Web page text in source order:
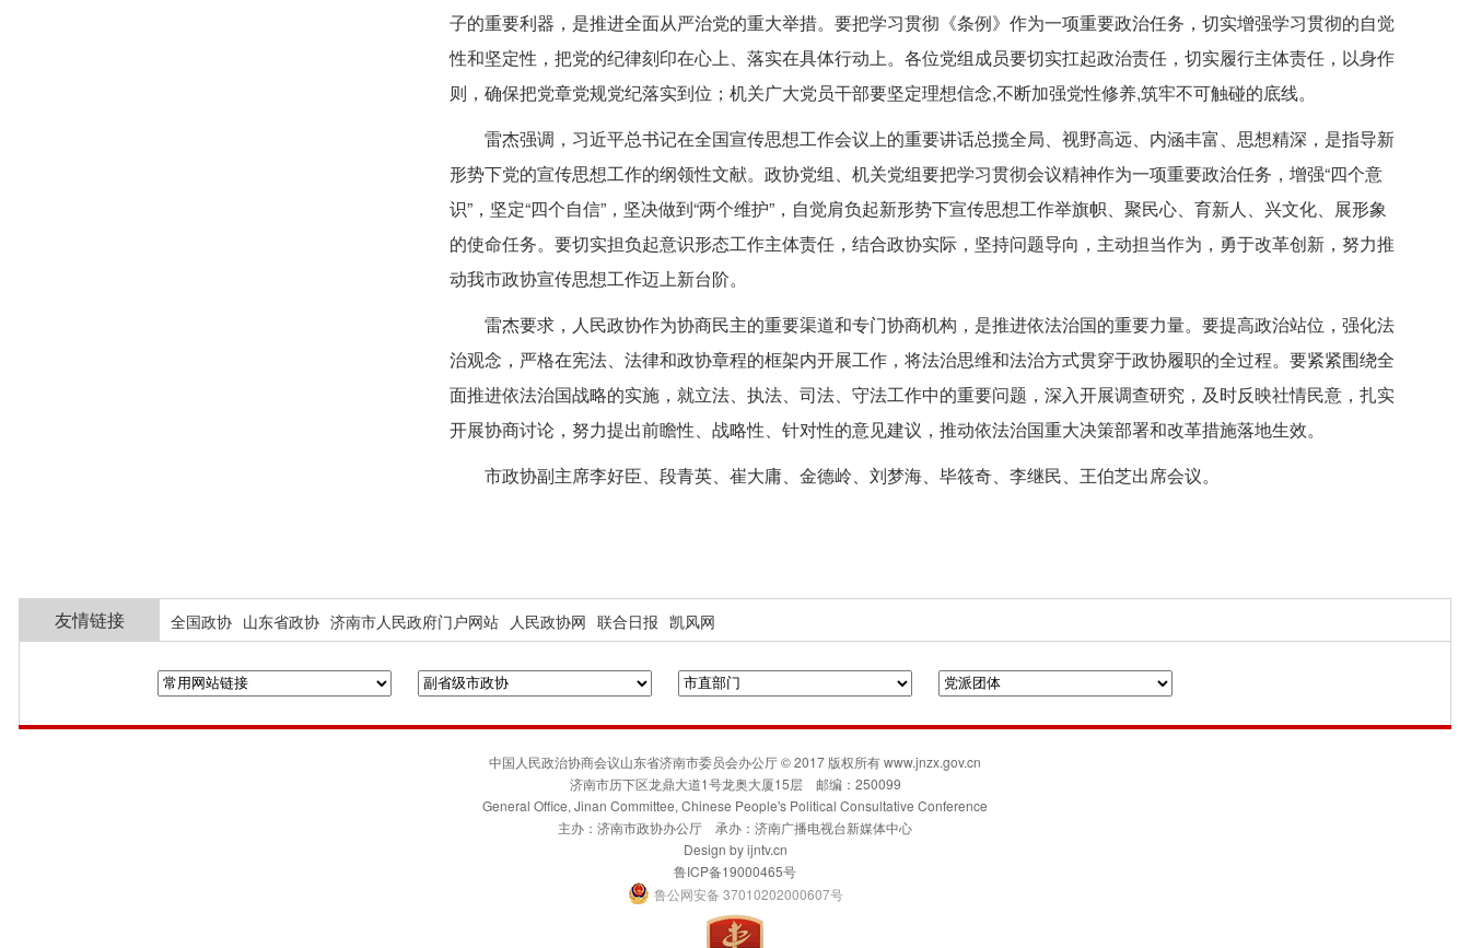
子的重要利器，是推进全面从严治党的重大举措。要把学习贯彻《条例》作为一项重要政治任务，切实增强学习贯彻的自觉
性和坚定性，把党的纪律刻印在心上、落实在具体行动上。各位党组成员要切实扛起政治责任，切实履行主体责任，以身作
则，确保把党章党规党纪落实到位；机关广大党员干部要坚定理想信念,不断加强党性修养,筑牢不可触碰的底线。
雷杰强调，习近平总书记在全国宣传思想工作会议上的重要讲话总揽全局、视野高远、内涵丰富、思想精深，是指导新
形势下党的宣传思想工作的纲领性文献。政协党组、机关党组要把学习贯彻会议精神作为一项重要政治任务，增强“四个意
识”，坚定“四个自信”，坚决做到“两个维护”，自觉肩负起新形势下宣传思想工作举旗帜、聚民心、育新人、兴文化、展形象
的使命任务。要切实担负起意识形态工作主体责任，结合政协实际，坚持问题导向，主动担当作为，勇于改革创新，努力推
动我市政协宣传思想工作迈上新台阶。
雷杰要求，人民政协作为协商民主的重要渠道和专门协商机构，是推进依法治国的重要力量。要提高政治站位，强化法
治观念，严格在宪法、法律和政协章程的框架内开展工作，将法治思维和法治方式贯穿于政协履职的全过程。要紧紧围绕全
面推进依法治国战略的实施，就立法、执法、司法、守法工作中的重要问题，深入开展调查研究，及时反映社情民意，扎实
开展协商讨论，努力提出前瞻性、战略性、针对性的意见建议，推动依法治国重大决策部署和改革措施落地生效。
市政协副主席李好臣、段青英、崔大庸、金德岭、刘梦海、毕筱奇、李继民、王伯芝出席会议。
友情链接 全国政协 山东省政协 济南市人民政府门户网站 人民政协网 联合日报 凯风网
中国人民政治协商会议山东省济南市委员会办公厅 © 2017 版权所有 www.jnzx.gov.cn
济南市历下区龙鼎大道1号龙奥大厦15层 邮编：250099
General Office, Jinan Committee, Chinese People's Political Consultative Conference
主办：济南市政协办公厅 承办：济南广播电视台新媒体中心
Design byijntv.cn
鲁ICP备19000465号
鲁公网安备 37010202000607号